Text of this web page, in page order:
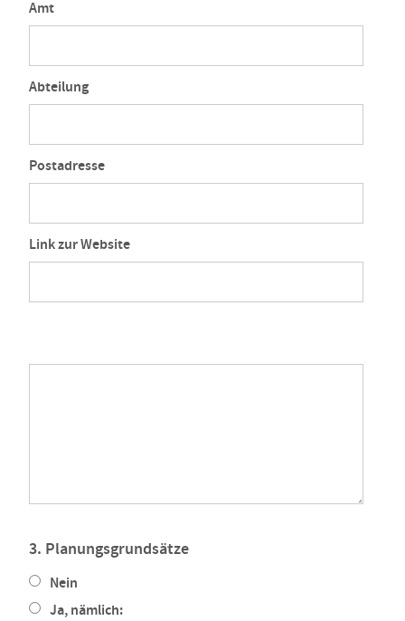
Amt
Abteilung
Postadresse
Link zur Website
3. Planungsgrundsätze
Nein
Ja, nämlich: